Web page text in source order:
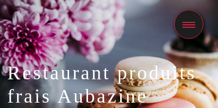
Restaurant produits
frais Aubazine
Panneau de gestion des cookies